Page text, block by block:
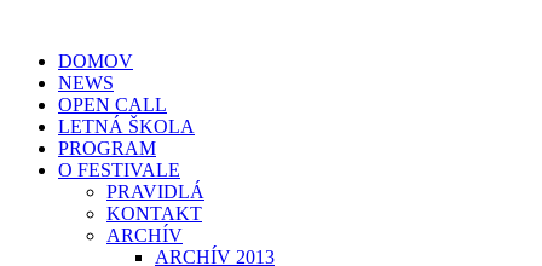
obsah
DOMOV
NEWS
OPEN CALL
LETNÁ ŠKOLA
PROGRAM
O FESTIVALE
PRAVIDLÁ
KONTAKT
ARCHÍV
ARCHÍV 2013